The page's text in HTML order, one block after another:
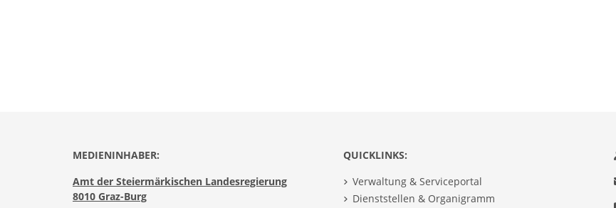
MEDIENINHABER:
Amt der Steiermärkischen Landesregierung
8010 Graz-Burg
QUICKLINKS:
Verwaltung & Serviceportal
Dienststellen & Organigramm